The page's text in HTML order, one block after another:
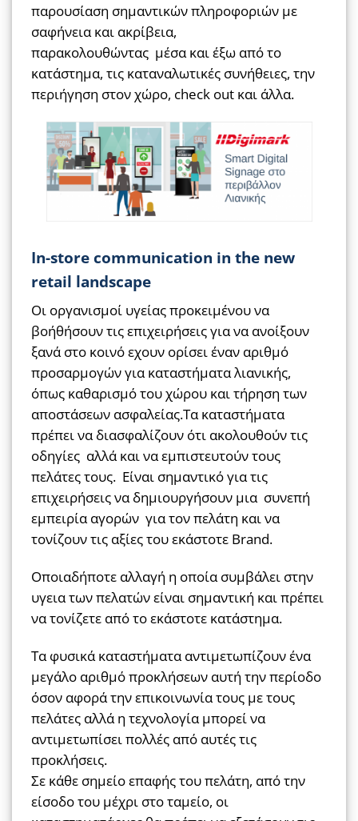
παρουσίαση σημαντικών πληροφοριών με
σαφήνεια και ακρίβεια,
παρακολουθώντας μέσα και έξω από το
κατάστημα, τις καταναλωτικές συνήθειες, την
περιήγηση στον χώρο, check out και άλλα.
In-store communication in the new
retail landscape
Οι οργανισμοί υγείας προκειμένου να
βοήθήσουν τις επιχειρήσεις για να ανοίξουν
ξανά στο κοινό εχουν ορίσει έναν αριθμό
προσαρμογών για καταστήματα λιανικής,
όπως καθαρισμό του χώρου και τήρηση των
αποστάσεων ασφαλείας.Τα καταστήματα
πρέπει να διασφαλίζουν ότι ακολουθούν τις
οδηγίες αλλά και να εμπιστευτούν τους
πελάτες τους. Είναι σημαντικό για τις
επιχειρήσεις να δημιουργήσουν μια συνεπή
εμπειρία αγορών για τον πελάτη και να
τονίζουν τις αξίες του εκάστοτε Brand.
Οποιαδήποτε αλλαγή η οποία συμβάλει στην
υγεια των πελατών είναι σημαντική και πρέπει
να τονίζετε από το εκάστοτε κατάστημα.
Τα φυσικά καταστήματα αντιμετωπίζουν ένα
μεγάλο αριθμό προκλήσεων αυτή την περίοδο
όσον αφορά την επικοινωνία τους με τους
πελάτες αλλά η τεχνολογία μπορεί να
αντιμετωπίσει πολλές από αυτές τις
προκλήσεις.
Σε κάθε σημείο επαφής του πελάτη, από την
είσοδο του μέχρι στο ταμείο, οι